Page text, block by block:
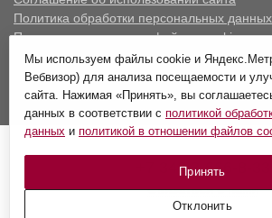
Политика обработки персональных данных
Политика в отношении файлов cookie
Информация, предоставленная на
товаров и услуг не является
Мы используем файлы cookie и
Вебвизор) для анализа посещаемости и
сайта. Нажимая «Принять», вы
данных в соответствии с политикой
данных и политикой в отношении файлов
Принять
Отклонить
+7 343 3-666-8-33
Связаться с нами